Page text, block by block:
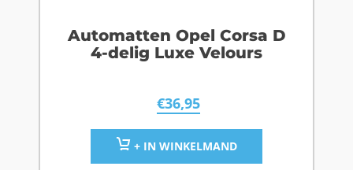
Automatten Opel Corsa D
4-delig Luxe Velours
€36,95
+ IN WINKELMAND